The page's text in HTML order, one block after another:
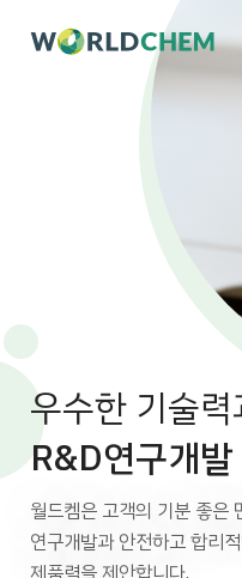
미래를 위한
이끌어갑니다.
친환경적이고 지속 가능한
월드켐만의 혁신적인 기술
지구의 환경
월드켐의 바른
고객 만족의 전문적인 생산,
바른 가치관을 바탕으로 고
우수한 기술
R&D연구개발
월드켐은 고객의 기분 좋은
연구개발과 안전하고 합리
미래를 위한
이끌어갑니다.
친환경적이고 지속 가능한
월드켐만의 혁신적인 기술
지구의 환경
월드켐의 바른
고객 만족의 전문적인 생산,
바른 가치관을 바탕으로 고